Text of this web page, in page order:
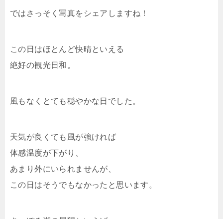
ではさっそく写真をシェアしますね！
この日はほとんど快晴といえる
絶好の観光日和。
風もなくとても穏やかな日でした。
天気が良くても風が強ければ
体感温度が下がり、
あまり外にいられませんが、
この日はそうでもなかったと思います。